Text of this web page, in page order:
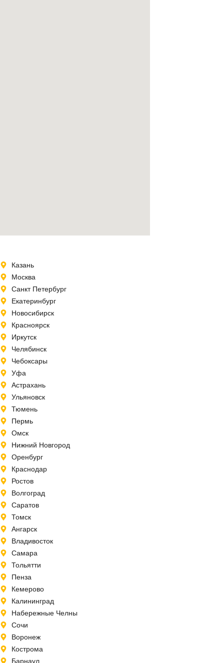
Казань
Москва
Санкт Петербург
Екатеринбург
Новосибирск
Красноярск
Иркутск
Челябинск
Чебоксары
Уфа
Астрахань
Ульяновск
Тюмень
Пермь
Омск
Нижний Новгород
Оренбург
Краснодар
Ростов
Волгоград
Саратов
Томск
Ангарск
Владивосток
Самара
Тольятти
Пенза
Кемерово
Калининград
Набережные Челны
Сочи
Воронеж
Кострома
Барнаул